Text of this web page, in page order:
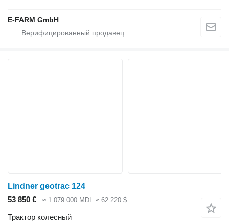
E-FARM GmbH
Lindner geotrac 124
53 850 €
≈ 1 079 000 MDL ≈ 62 220 $
Трактор колесный